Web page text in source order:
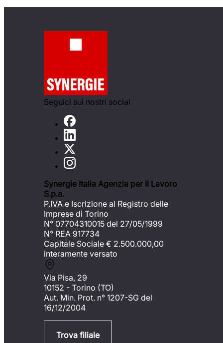
Seguici sui nostri social
Synergie Italia Agenzia per il Lavoro
S.p.a.
P.IVA e Iscrizione al Registro delle
Imprese di Torino
N° 07704310015 del 27/05/1999
N° REA 917734
Capitale Sociale € 2.500.000,00
interamente versato
Via Pisa, 29
10152 - Torino (TO)
Aut. Min. Prot. n° 1207-SG del
16/12/2004
Trova filiale